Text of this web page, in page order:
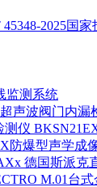
2025国家
监测系统
声波阀门内漏
防爆型声学成
德国斯派克
M.01台